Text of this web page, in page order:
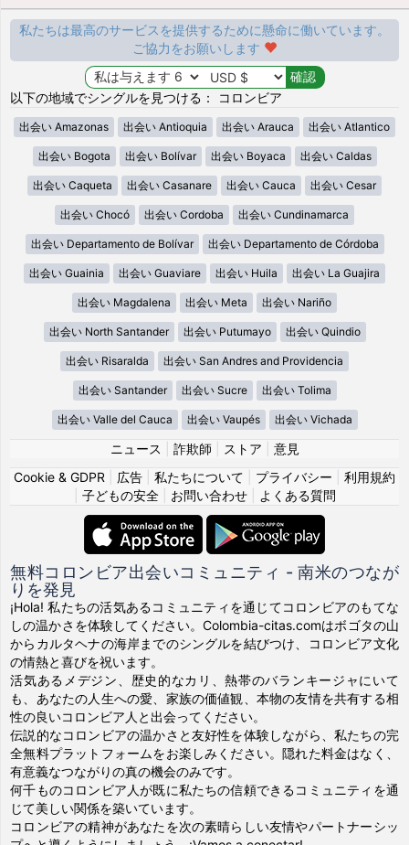
私たちは最高のサービスを提供するために懸命に働いています。
ご協力をお願いします
以下の地域でシングルを見つける： コロンビア
出会い Amazonas 出会い Antioquia 出会い Arauca 出会い Atlantico
出会い Bogota 出会い Bolívar 出会い Boyaca 出会い Caldas
出会い Caqueta 出会い Casanare 出会い Cauca 出会い Cesar
出会い Chocó 出会い Cordoba 出会い Cundinamarca
出会い Departamento de Bolívar 出会い Departamento de Córdoba
出会い Guainia 出会い Guaviare 出会い Huila 出会い La Guajira
出会い Magdalena 出会い Meta 出会い Nariño
出会い North Santander 出会い Putumayo 出会い Quindio
出会い Risaralda 出会い San Andres and Providencia
出会い Santander 出会い Sucre 出会い Tolima
出会い Valle del Cauca 出会い Vaupés 出会い Vichada
ニュース 詐欺師 ストア
意見
Cookie & GDPR
広告 私たちについて プライバシー
利用規約
子どもの安全| お問い合わせ| よくある質問
無料コロンビア出会いコミュニティ - 南米のつなが
りを発見
¡Hola! 私たちの活気あるコミュニティを通じてコロンビアのもてな
しの温かさを体験してください。Colombia-citas.comはボゴタの山
からカルタヘナの海岸までのシングルを結びつけ、コロンビア文化
の情熱と喜びを祝います。
活気あるメデジン、歴史的なカリ、熱帯のバランキージャにいて
も、あなたの人生への愛、家族の価値観、本物の友情を共有する相
性の良いコロンビア人と出会ってください。
伝説的なコロンビアの温かさと友好性を体験しながら、私たちの完
全無料プラットフォームをお楽しみください。隠れた料金はなく、
有意義なつながりの真の機会のみです。
何千ものコロンビア人が既に私たちの信頼できるコミュニティを通
じて美しい関係を築いています。
コロンビアの精神があなたを次の素晴らしい友情やパートナーシッ